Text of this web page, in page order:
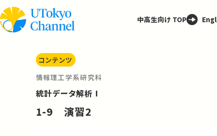
中高生向け TOP
コンテンツ
情報理工学系研究科
統計データ解析 I
1-9 演習2